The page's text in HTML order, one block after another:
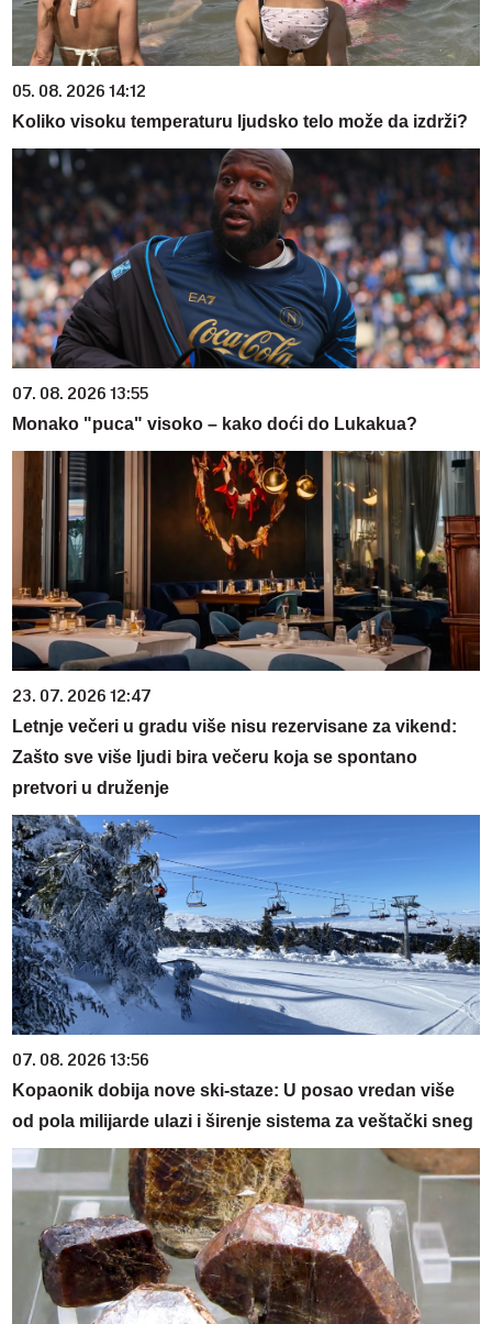
05. 08. 2026 14:12
Koliko visoku temperaturu ljudsko telo može da izdrži?
07. 08. 2026 13:55
Monako "puca" visoko – kako doći do Lukakua?
23. 07. 2026 12:47
Letnje večeri u gradu više nisu rezervisane za vikend:
Zašto sve više ljudi bira večeru koja se spontano
pretvori u druženje
07. 08. 2026 13:56
Kopaonik dobija nove ski-staze: U posao vredan više
od pola milijarde ulazi i širenje sistema za veštački sneg